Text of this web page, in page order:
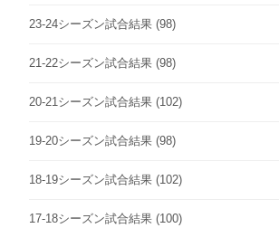
23-24シーズン試合結果 (98)
21-22シーズン試合結果 (98)
20-21シーズン試合結果 (102)
19-20シーズン試合結果 (98)
18-19シーズン試合結果 (102)
17-18シーズン試合結果 (100)